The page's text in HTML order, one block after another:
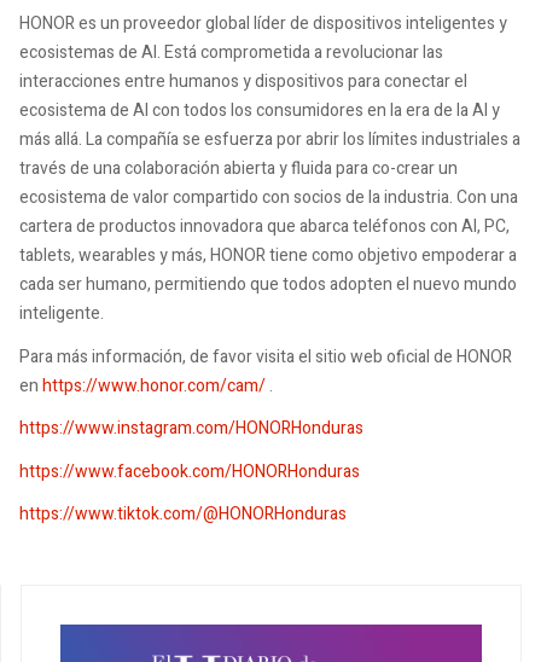
HONOR es un proveedor global líder de dispositivos inteligentes y
ecosistemas de AI. Está comprometida a revolucionar las
interacciones entre humanos y dispositivos para conectar el
ecosistema de AI con todos los consumidores en la era de la AI y
más allá. La compañía se esfuerza por abrir los límites industriales a
través de una colaboración abierta y fluida para co-crear un
ecosistema de valor compartido con socios de la industria. Con una
cartera de productos innovadora que abarca teléfonos con AI, PC,
tablets, wearables y más, HONOR tiene como objetivo empoderar a
cada ser humano, permitiendo que todos adopten el nuevo mundo
inteligente.
Para más información, de favor visita el sitio web oficial de HONOR
enhttps://www.honor.com/cam/.
https://www.instagram.com/HONORHonduras
https://www.facebook.com/HONORHonduras
https://www.tiktok.com/@HONORHonduras